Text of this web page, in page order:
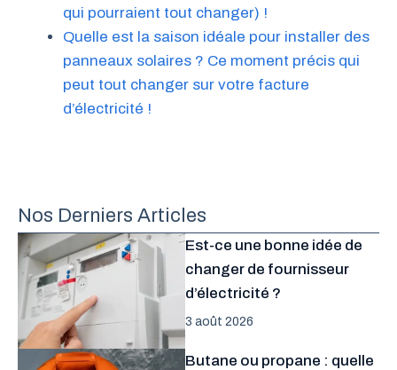
qui pourraient tout changer) !
Quelle est la saison idéale pour installer des
panneaux solaires ? Ce moment précis qui
peut tout changer sur votre facture
d’électricité !
Nos Derniers Articles
Est-ce une bonne idée de
changer de fournisseur
d’électricité ?
3 août 2026
Butane ou propane : quelle